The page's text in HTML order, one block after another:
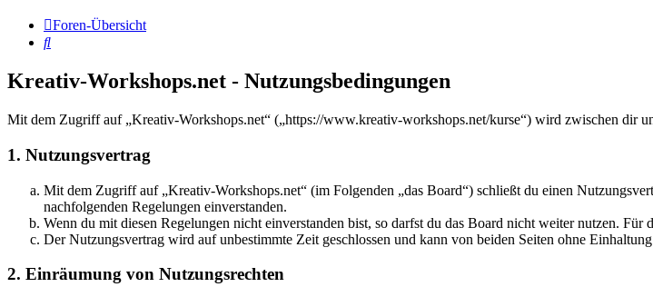
Foren-Übersicht
Suche
Kreativ-Workshops.net - Nutzungsbedingungen
Mit dem Zugriff auf „Kreativ-Workshops.net“ („https://www.kreativ-workshops.net/kurse“) wird zwischen dir
1. Nutzungsvertrag
Mit dem Zugriff auf „Kreativ-Workshops.net“ (im Folgenden „das Board“) schließt du einen
nachfolgenden Regelungen einverstanden.
Wenn du mit diesen Regelungen nicht einverstanden bist, so darfst du das Board nicht weiter nutzen.
Der Nutzungsvertrag wird auf unbestimmte Zeit geschlossen und kann von beiden Seiten ohne
2. Einräumung von Nutzungsrechten